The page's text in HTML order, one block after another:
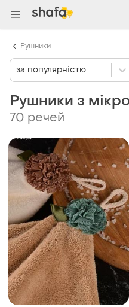
Рушники з
70 речей
за популярністю
Рушники